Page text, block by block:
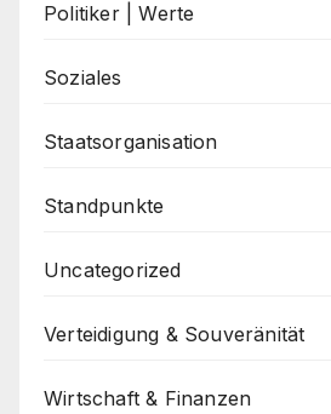
Politiker | Werte
Soziales
Staatsorganisation
Standpunkte
Uncategorized
Verteidigung & Souveränität
Wirtschaft & Finanzen